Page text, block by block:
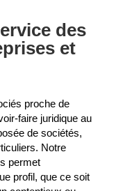
des
et
proche de
faire juridique au
de sociétés,
Notre
permet
profil, que ce soit